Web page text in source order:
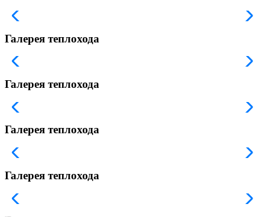
Галерея теплохода
Галерея теплохода
Галерея теплохода
Галерея теплохода